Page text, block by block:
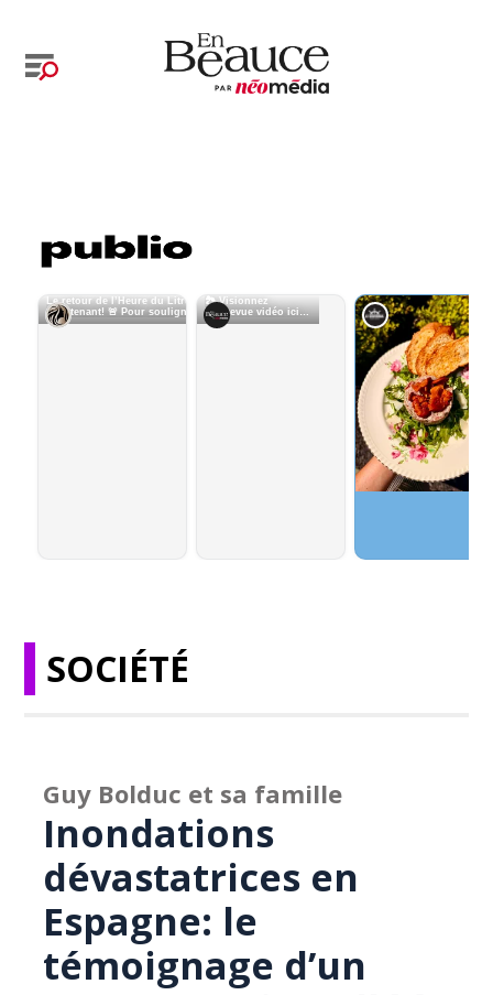
SOCIÉTÉ
Guy Bolduc et sa famille
Inondations
dévastatrices en
Espagne: le
témoignage d’un